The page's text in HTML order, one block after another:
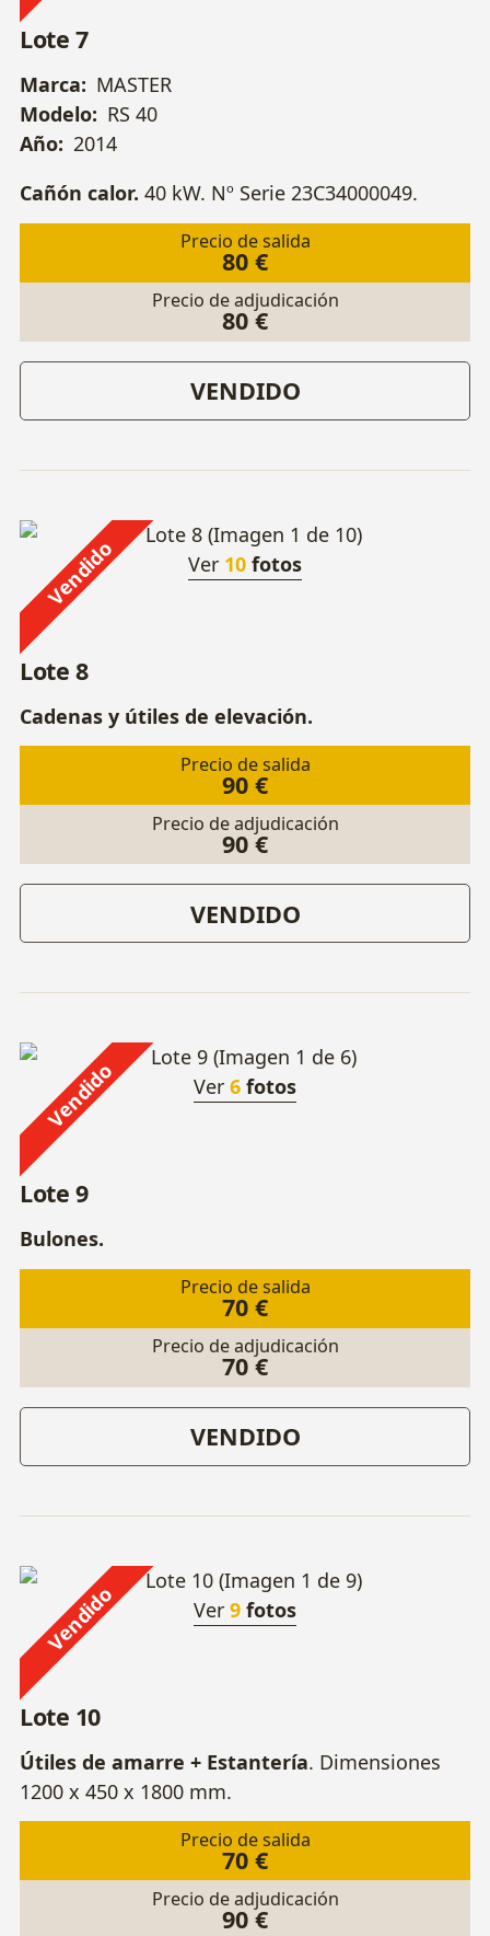
Lote 7
Marca: MASTER
Modelo: RS 40
Año: 2014
Cañón calor. 40 kW. Nº Serie 23C34000049.
Precio de salida
80 €
Precio de adjudicación
80 €
VENDIDO
Vendido Ver 10 fotos
Lote 8
Cadenas y útiles de elevación.
Precio de salida
90 €
Precio de adjudicación
90 €
VENDIDO
Vendido Ver 6 fotos
Lote 9
Bulones.
Precio de salida
70 €
Precio de adjudicación
70 €
VENDIDO
Vendido Ver 9 fotos
Lote 10
Útiles de amarre + Estantería. Dimensiones
1200 x 450 x 1800 mm.
Precio de salida
70 €
Precio de adjudicación
90 €